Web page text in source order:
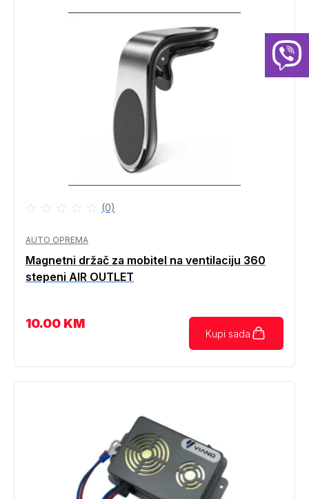
(0)
AUTO OPREMA
Magnetni držač za mobitel na ventilaciju 360
stepeni AIR OUTLET
10.00 KM
Kupi sada